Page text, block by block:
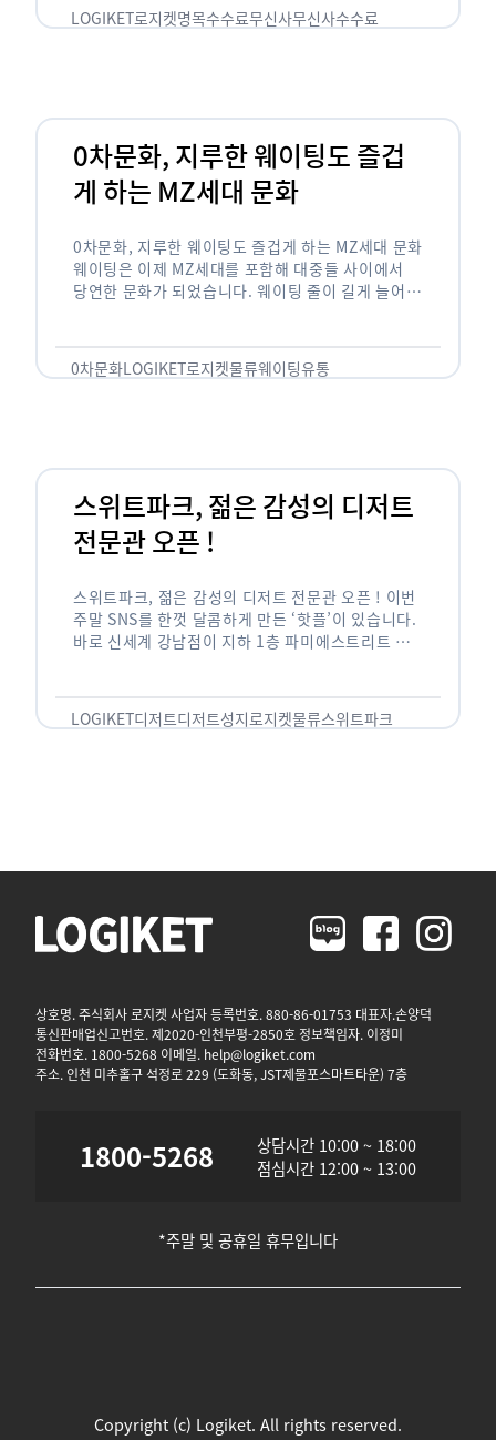
LOGIKET로지켓명목수수료무신사무신사수수료
0차문화, 지루한 웨이팅도 즐겁
게 하는 MZ세대 문화
0차문화, 지루한 웨이팅도 즐겁게 하는 MZ세대 문화
웨이팅은 이제 MZ세대를 포함해 대중들 사이에서
당연한 문화가 되었습니다. 웨이팅 줄이 길게 늘어서
0차문화LOGIKET로지켓물류웨이팅유통
스위트파크, 젊은 감성의 디저트
전문관 오픈 !
스위트파크, 젊은 감성의 디저트 전문관 오픈 ! 이번
주말 SNS를 한껏 달콤하게 만든 ‘핫플’이 있습니다.
바로 신세계 강남점이 지하 1층 파미에스트리트 분
LOGIKET디저트디저트성지 로지켓물류스위트파크
상호명. 주식회사 로지켓 사업자 등록번호. 880-86-01753 대표자.손양덕
통신판매업신고번호. 제2020-인천부평-2850호 정보책임자. 이정미
전화번호. 1800-5268 이메일. help@logiket.com
주소. 인천 미추홀구 석정로 229 (도화동, JST제물포스마트타운) 7층
1800-5268
상담시간 10:00 ~ 18:00
점심시간 12:00 ~ 13:00
*주말 및 공휴일 휴무입니다
Copyright (c) Logiket. All rights reserved.